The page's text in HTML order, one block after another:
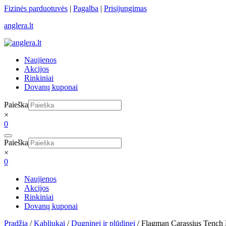
Skip
content
Fizinės parduotuvės | Pagalba | Prisijungimas
anglera.lt
Naujienos
Akcijos
Rinkiniai
Dovanų kuponai
Paieška
×
0
Paieška
×
0
Naujienos
Akcijos
Rinkiniai
Dovanų kuponai
Pradžia /Kabliukai /Dugninei ir plūdinei / Flagman Carassius